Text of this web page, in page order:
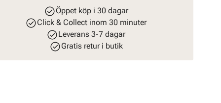
Öppet köp i 30 dagar
Click & Collect inom 30 minuter
Leverans 3-7 dagar
Gratis retur i butik